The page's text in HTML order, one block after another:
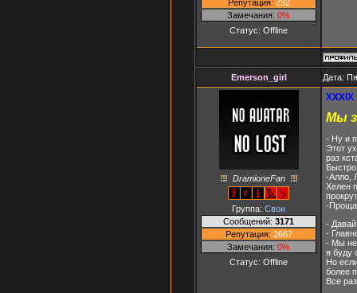
Репутация: 232
Замечания: 0%
Статус: Offline
Emerson_girl Дата:
DramioneFan
Группа: Свои
Сообщений: 3171
Репутация: 2667
Замечания: 0%
Статус: Offline
XXXIX
Мы
- Ну и
Этот
раз
-Алло,
Хелен
-
-
-
- Мы не
я буду
Но
более
Все